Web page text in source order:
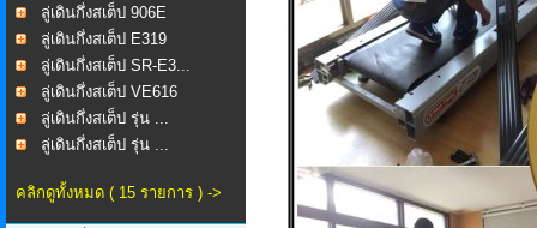
ลู่เดินกึ่งสเต็ป 906E
ลู่เดินกึ่งสเต็ป E319
ลู่เดินกึ่งสเต็ป SR-E3...
ลู่เดินกึ่งสเต็ป VE616
ลู่เดินกึ่งสเต็ป รุ่น ...
ลู่เดินกึ่งสเต็ป รุ่น ...
คลิกดูทั้งหมด ( 15 รายการ ) ->